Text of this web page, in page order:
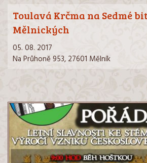
Toulavá Krčma na Sedmé
Mělnických
05. 08. 2017
Na Průhoně 953, 27601 Mělník